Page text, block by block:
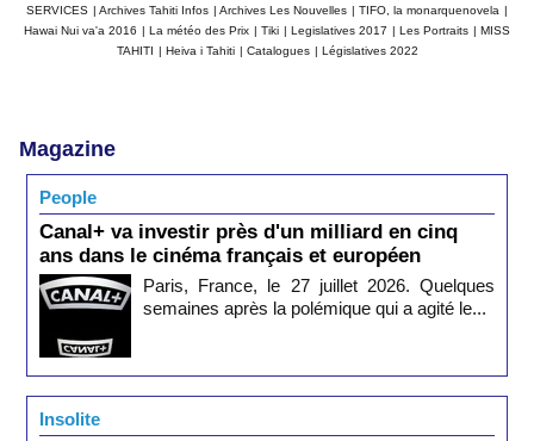
SERVICES | Archives Tahiti Infos | Archives Les Nouvelles | TIFO, la monarquenovela |
Hawai Nui va'a 2016 | La météo des Prix | Tiki | Legislatives 2017 | Les Portraits | MISS
TAHITI | Heiva i Tahiti | Catalogues | Législatives 2022
Magazine
People
Canal+ va investir près d'un milliard en cinq
ans dans le cinéma français et européen
Paris, France, le 27 juillet 2026. Quelques
semaines après la polémique qui a agité le...
Insolite